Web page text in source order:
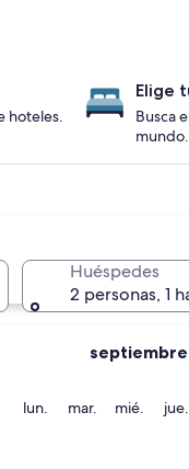
lun. lunesmar. martes
mié. jue.
Huéspedes
2 personas, 1
hoteles.
Elige
Busca
mundo.
Ver